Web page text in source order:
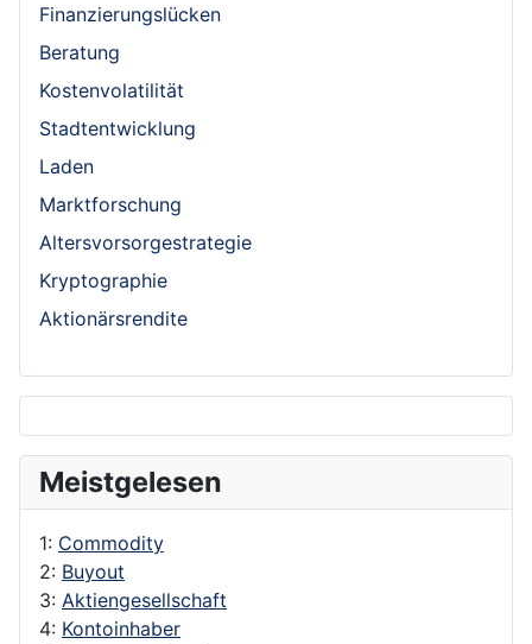
Finanzierungslücken
Beratung
Kostenvolatilität
Stadtentwicklung
Laden
Marktforschung
Altersvorsorgestrategie
Kryptographie
Aktionärsrendite
Meistgelesen
1: Commodity
2: Buyout
3: Aktiengesellschaft
4: Kontoinhaber